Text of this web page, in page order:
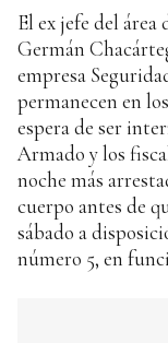
El ex jefe del
Germán
empresa
permanecen en
espera de ser
Armado y los
noche más
cuerpo antes de
sábado a
número 5, en